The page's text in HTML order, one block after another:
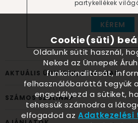
partykellékek
KÉREM
AKTUÁLIS ÜNNEPEK, ALKALMAK
SZÁMOS SZÜLINAP
Cookie(süti)
Oldalunk sütit használ,
Neked az Ünnepek
funkcionalitását,
felhasználóbaráttá tegyük
engedélyezd a sütiket,
tehessük számodra a
elfogadod az